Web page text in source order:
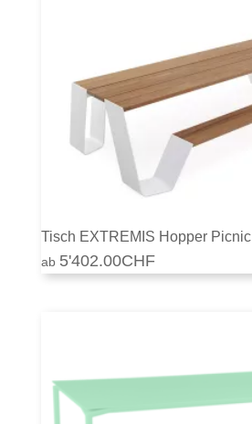
Tisch EXTREMIS Hopper Picnic
5'402.00CHF